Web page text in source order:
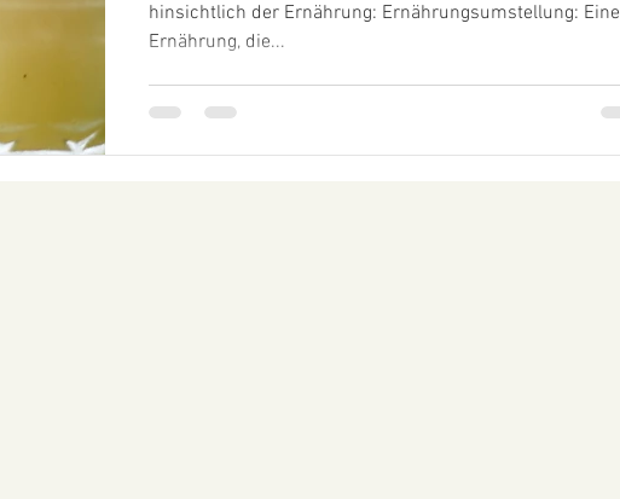
hinsichtlich der Ernährung: Ernährungsumstellung: Eine
Ernährung, die...